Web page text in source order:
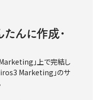
たんに作成･
｣上で完結し
Marketing｣のサ